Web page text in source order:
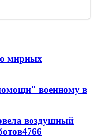
о мирных
военному в
воздушный
4766